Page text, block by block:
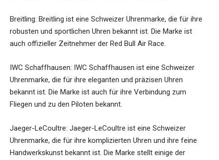
Breitling: Breitling ist eine Schweizer Uhrenmarke, die für ihre
robusten und sportlichen Uhren bekannt ist. Die Marke ist
auch offizieller Zeitnehmer der Red Bull Air Race.
IWC Schaffhausen: IWC Schaffhausen ist eine Schweizer
Uhrenmarke, die für ihre eleganten und präzisen Uhren
bekannt ist. Die Marke ist auch für ihre Verbindung zum
Fliegen und zu den Piloten bekannt.
Jaeger-LeCoultre: Jaeger-LeCoultre ist eine Schweizer
Uhrenmarke, die für ihre komplizierten Uhren und ihre feine
Handwerkskunst bekannt ist. Die Marke stellt einige der